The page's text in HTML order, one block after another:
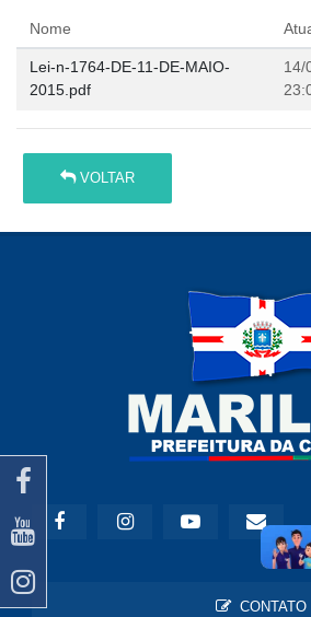
Nome
Lei-n-1764-DE-11-DE-MAIO-
2015.pdf
14/
VOLTAR
CONTATO